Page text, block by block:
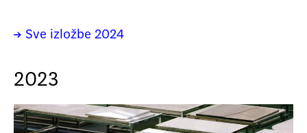
→ Sve izložbe 2024
2023